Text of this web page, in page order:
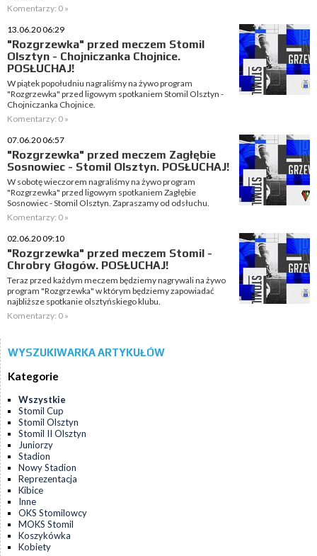
Komentarzy: 0 »
13.06.20 06:29
"Rozgrzewka" przed meczem Stomil
Olsztyn - Chojniczanka Chojnice.
POSŁUCHAJ!
W piątek popołudniu nagraliśmy na żywo program
"Rozgrzewka" przed ligowym spotkaniem Stomil Olsztyn -
Chojniczanka Chojnice.
Komentarzy: 0 »
07.06.20 06:57
"Rozgrzewka" przed meczem Zagłębie
Sosnowiec - Stomil Olsztyn. POSŁUCHAJ!
W sobotę wieczorem nagraliśmy na żywo program
"Rozgrzewka" przed ligowym spotkaniem Zagłębie
Sosnowiec - Stomil Olsztyn. Zapraszamy od odsłuchu.
Komentarzy: 0 »
02.06.20 09:10
"Rozgrzewka" przed meczem Stomil -
Chrobry Głogów. POSŁUCHAJ!
Teraz przed każdym meczem będziemy nagrywali na żywo
program "Rozgrzewka" w którym będziemy zapowiadać
najbliższe spotkanie olsztyńskiego klubu.
Komentarzy: 0 »
WYSZUKIWARKA ARTYKUŁÓW
Kategorie
Wszystkie
Stomil Cup
Stomil Olsztyn
Stomil II Olsztyn
Juniorzy
Stadion
Nowy Stadion
Reprezentacja
Kibice
Inne
OKS Stomilowcy
MOKS Stomil
Koszykówka
Kobiety